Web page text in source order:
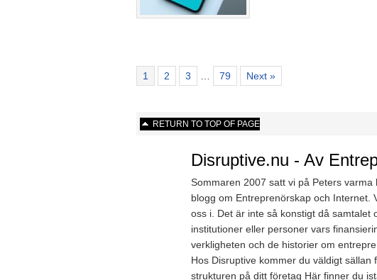
1 2 3 79 Next »
RETURN TO TOP OF PAGE
Disruptive.nu - Av
Sommaren 2007 satt vi på Peters
blogg om Entreprenörskap och Internet.
oss i. Det är inte så konstigt då
institutioner eller personer vars
verkligheten och de historier om
Hos Disruptive kommer du väldigt
strukturen på ditt företag Här finner du